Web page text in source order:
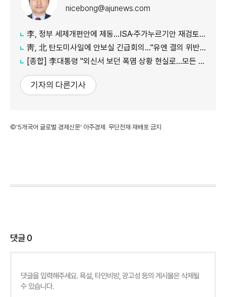
nicebong@ajunews.com
李, 정부 세제개편안에 제동…ISA·주가누르기안 재검토 지시
靑, 北 탄도미사일에 안보실 긴급회의…"유엔 결의 위반, 즉각 중단 촉구"
[종합] 李대통령 "외신서 보던 폭염 상황 현실로…모든 행정력 총동원하라"
기자의 다른기사
©'5개국어 글로벌 경제신문' 아주경제. 무단전재·재배포 금지
댓글0